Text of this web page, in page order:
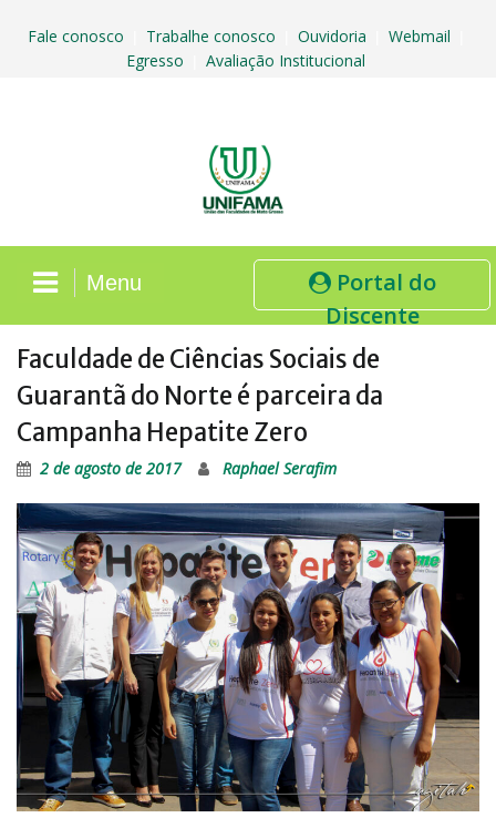
Fale conosco Trabalhe conosco Ouvidoria Webmail
Egresso Avaliação Institucional
Portal do
Discente
Menu
Faculdade de Ciências Sociais de
Guarantã do Norte é parceira da
Campanha Hepatite Zero
2 de agosto de 2017 Raphael Serafim